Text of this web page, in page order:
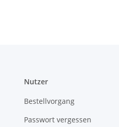
Nutzer
Bestellvorgang
Passwort vergessen